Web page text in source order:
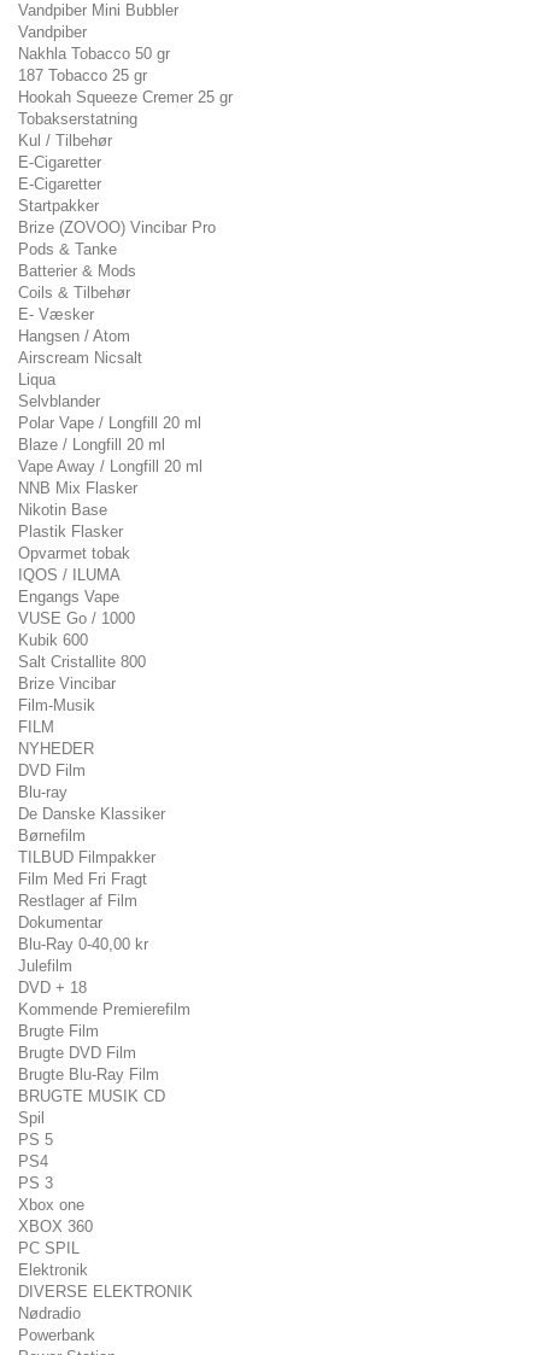
Vandpiber Mini Bubbler
Vandpiber
Nakhla Tobacco 50 gr
187 Tobacco 25 gr
Hookah Squeeze Cremer 25 gr
Tobakserstatning
Kul / Tilbehør
E-Cigaretter
E-Cigaretter
Startpakker
Brize (ZOVOO) Vincibar Pro
Pods & Tanke
Batterier & Mods
Coils & Tilbehør
E- Væsker
Hangsen / Atom
Airscream Nicsalt
Liqua
Selvblander
Polar Vape / Longfill 20 ml
Blaze / Longfill 20 ml
Vape Away / Longfill 20 ml
NNB Mix Flasker
Nikotin Base
Plastik Flasker
Opvarmet tobak
IQOS / ILUMA
Engangs Vape
VUSE Go / 1000
Kubik 600
Salt Cristallite 800
Brize Vincibar
Film-Musik
FILM
NYHEDER
DVD Film
Blu-ray
De Danske Klassiker
Børnefilm
TILBUD Filmpakker
Film Med Fri Fragt
Restlager af Film
Dokumentar
Blu-Ray 0-40,00 kr
Julefilm
DVD + 18
Kommende Premierefilm
Brugte Film
Brugte DVD Film
Brugte Blu-Ray Film
BRUGTE MUSIK CD
Spil
PS 5
PS4
PS 3
Xbox one
XBOX 360
PC SPIL
Elektronik
DIVERSE ELEKTRONIK
Nødradio
Powerbank